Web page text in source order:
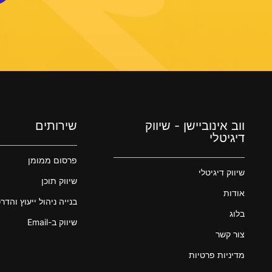
ווב אינוביישן - שיווק
דיגיטלי
שיווק דיגיטלי
אודות
בלוג
צור קשר
מדיניות פרטיות
שירותים
פרסום ממומן
שיווק תוכן
בנייה ניהול ייעוץ
שיווק ב-Email